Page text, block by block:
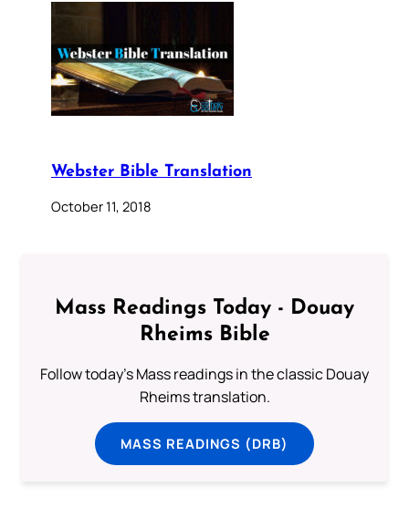
Webster Bible Translation
October 11, 2018
Mass Readings Today - Douay
Rheims Bible
Follow today's Mass readings in the classic Douay
Rheims translation.
MASS READINGS (DRB)